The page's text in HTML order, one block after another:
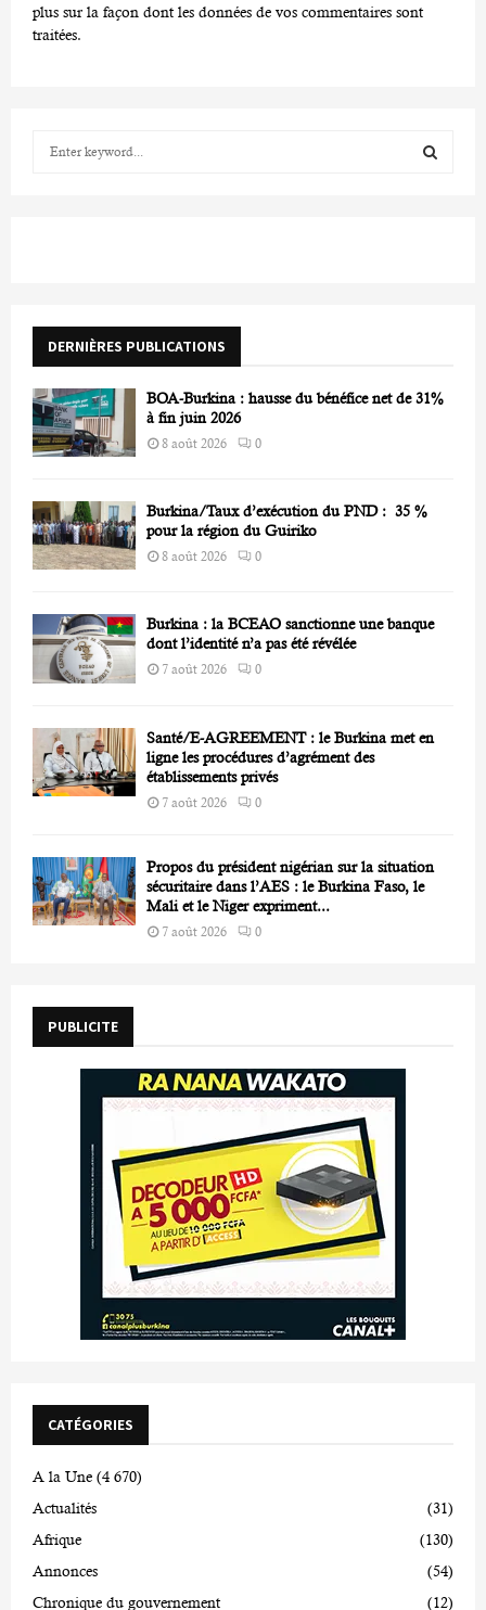
plus sur la façon dont les données de vos commentaires sont
traitées.
r
DERNIÈRES PUBLICATIONS
BOA-Burkina : hausse du bénéfice net de 31%
à fin juin 2026
8 août 2026 0
Burkina/Taux d’exécution du PND : 35 %
pour la région du Guiriko
8 août 2026 0
Burkina : la BCEAO sanctionne une banque
dont l’identité n’a pas été révélée
7 août 2026 0
Santé/E-AGREEMENT : le Burkina met en
ligne les procédures d’agrément des
établissements privés
7 août 2026 0
Propos du président nigérian sur la situation
sécuritaire dans l’AES : le Burkina Faso, le
Mali et le Niger expriment...
7 août 2026 0
PUBLICITE
CATÉGORIES
A la Une (4 670)
Actualités
(31)
Afrique
(130)
Annonces
(54)
Chronique du gouvernement
(12)